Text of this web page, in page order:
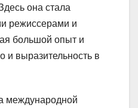
она стала
режиссерами и
большой опыт и
и выразительность в
международной